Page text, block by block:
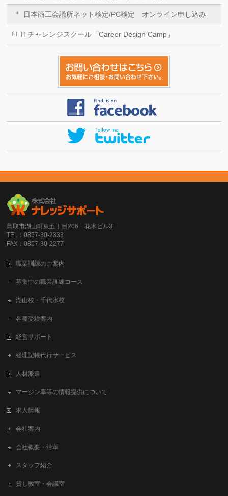
日本商工会議所ネット検定/PC検定 オンライン申し込み
ITチャレンジスクール「Career Design Camp」
鳥取市湖山町東五丁目206 花木ビル3F
TEL：0857-30-2333
FAX：0857-30-2277
職業訓練のご案内
募集中の職業訓練コース
湖山校・千代水校
各種受験案内
経営サポート
経理記帳代行サービス
人材派遣
マージン率等の情報提供について
求人情報
会社案内
会社概要・沿革
スタッフ紹介
貸し教室・会議室